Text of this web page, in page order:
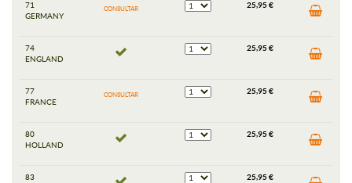
71
GERMANY
CONSULTAR 25,95 €
74
ENGLAND
25,95 €
77
FRANCE
CONSULTAR 25,95 €
80
HOLLAND
25,95 €
83
25,95 €